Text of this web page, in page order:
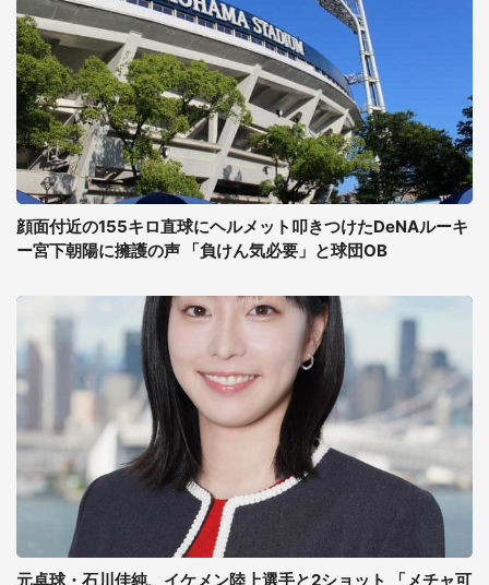
顔面付近の155キロ直球にヘルメット叩きつけたDeNAルーキ
ー宮下朝陽に擁護の声 「負けん気必要」と球団OB
元卓球・石川佳純、イケメン陸上選手と2ショット 「メチャ可